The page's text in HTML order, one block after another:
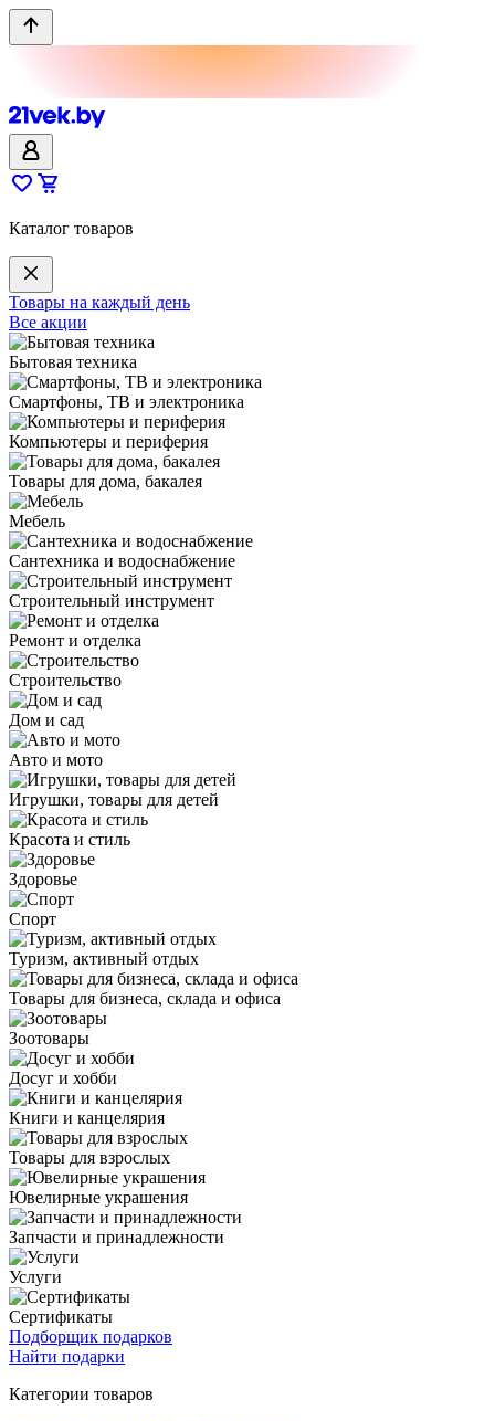
Каталог товаров
Товары на каждый день
Все акции
Бытовая техника
Смартфоны, ТВ и электроника
Компьютеры и периферия
Товары для дома, бакалея
Мебель
Сантехника и водоснабжение
Строительный инструмент
Ремонт и отделка
Строительство
Дом и сад
Авто и мото
Игрушки, товары для детей
Красота и стиль
Здоровье
Спорт
Туризм, активный отдых
Товары для бизнеса, склада и офиса
Зоотовары
Досуг и хобби
Книги и канцелярия
Товары для взрослых
Ювелирные украшения
Запчасти и принадлежности
Услуги
Сертификаты
Подборщик подарков
Найти подарки
Категории товаров